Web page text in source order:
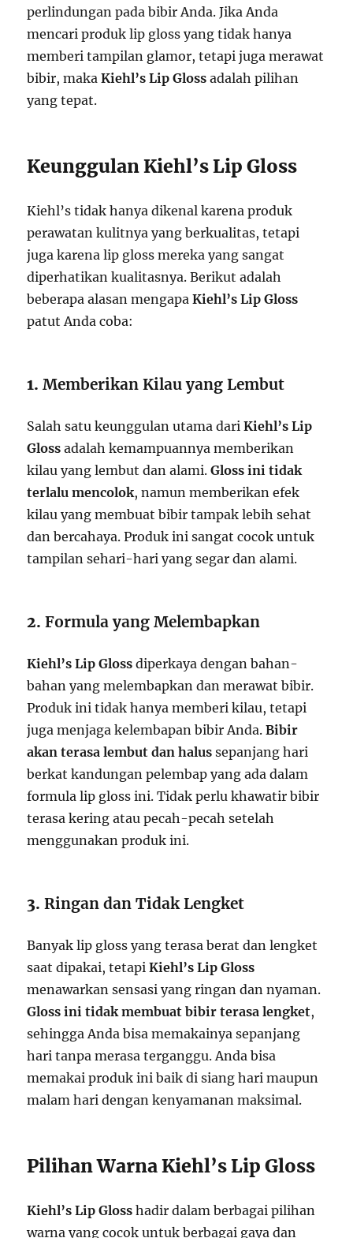
perlindungan pada bibir Anda. Jika Anda
mencari produk lip gloss yang tidak hanya
memberi tampilan glamor, tetapi juga merawat
bibir, makaKiehl’s Lip Gloss adalah pilihan
yang tepat.
Keunggulan Kiehl’s Lip Gloss
Kiehl’s tidak hanya dikenal karena produk
perawatan kulitnya yang berkualitas, tetapi
juga karena lip gloss mereka yang sangat
diperhatikan kualitasnya. Berikut adalah
beberapa alasan mengapaKiehl’s Lip Gloss
patut Anda coba:
1.Memberikan Kilau yang Lembut
Salah satu keunggulan utama dariKiehl’s Lip
Gloss adalah kemampuannya memberikan
kilau yang lembut dan alami.Gloss ini tidak
terlalu mencolok, namun memberikan efek
kilau yang membuat bibir tampak lebih sehat
dan bercahaya. Produk ini sangat cocok untuk
tampilan sehari-hari yang segar dan alami.
2.Formula yang Melembapkan
Kiehl’s Lip Gloss diperkaya dengan bahan-
bahan yang melembapkan dan merawat bibir.
Produk ini tidak hanya memberi kilau, tetapi
juga menjaga kelembapan bibir Anda.Bibir
akan terasa lembut dan halus sepanjang hari
berkat kandungan pelembap yang ada dalam
formula lip gloss ini. Tidak perlu khawatir bibir
terasa kering atau pecah-pecah setelah
menggunakan produk ini.
3.Ringan dan Tidak Lengket
Banyak lip gloss yang terasa berat dan lengket
saat dipakai, tetapiKiehl’s Lip Gloss
menawarkan sensasi yang ringan dan nyaman.
Gloss ini tidak membuat bibir terasa lengket,
sehingga Anda bisa memakainya sepanjang
hari tanpa merasa terganggu. Anda bisa
memakai produk ini baik di siang hari maupun
malam hari dengan kenyamanan maksimal.
Pilihan Warna Kiehl’s Lip Gloss
Kiehl’s Lip Gloss hadir dalam berbagai pilihan
warna yang cocok untuk berbagai gaya dan